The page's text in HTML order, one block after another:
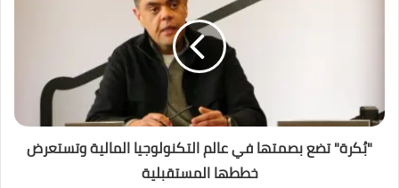
"بُكرة" تضع بصمتها في عالم التكنولوجيا المالية وتستعرض
خططها المستقبلية